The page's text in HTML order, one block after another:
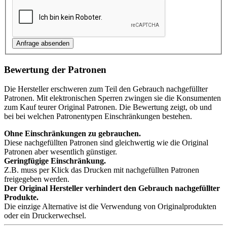
Bewertung der Patronen
Die Hersteller erschweren zum Teil den Gebrauch nachgefüllter
Patronen. Mit elektronischen Sperren zwingen sie die Konsumenten
zum Kauf teurer Original Patronen. Die Bewertung zeigt, ob und
bei bei welchen Patronentypen Einschränkungen bestehen.
Ohne Einschränkungen zu gebrauchen.
Diese nachgefüllten Patronen sind gleichwertig wie die Original
Patronen aber wesentlich günstiger.
Geringfügige Einschränkung.
Z.B. muss per Klick das Drucken mit nachgefüllten Patronen
freigegeben werden.
Der Original Hersteller verhindert den Gebrauch nachgefüllter
Produkte.
Die einzige Alternative ist die Verwendung von Originalprodukten
oder ein Druckerwechsel.